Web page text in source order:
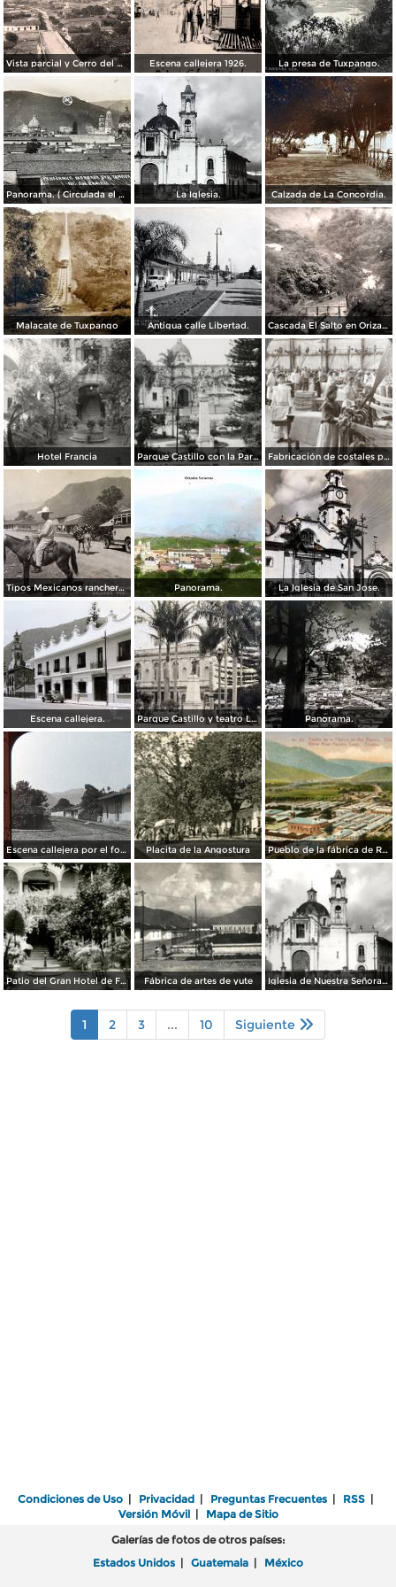
Vista parcial y Cerro del Borrego Escena callejera 1926. La presa de Tuxpango.
Panorama. ( Circulada el 3 de Noviembre de 1929 ). La Iglesia. Calzada de La Concordia.
Malacate de Tuxpango Antigua calle Libertad. Cascada El Salto en Orizaba, Veracruz por el Fotógrafo Hugo Brehme.
Hotel Francia Parque Castillo con la Parroquia Fabricación de costales para café en la compañía Santa Getrudis
Tipos Mexicanos ranchero motivo tipico.. Panorama. La Iglesia de San Jose.
Escena callejera. Parque Castillo y teatro Llave. Panorama.
Escena callejera por el fotografo William H. Rau.. Placita de la Angostura Pueblo de la fábrica de Río Blanco
Patio del Gran Hotel de Francia Fábrica de artes de yute Iglesia de Nuestra Señora de los Dolores
1 2 3 ... 10 Siguiente
Condiciones de Uso | Privacidad | Preguntas Frecuentes | RSS |
Versión Móvil| Mapa de Sitio
Galerías de fotos de otros países:
Estados Unidos | Guatemala | México